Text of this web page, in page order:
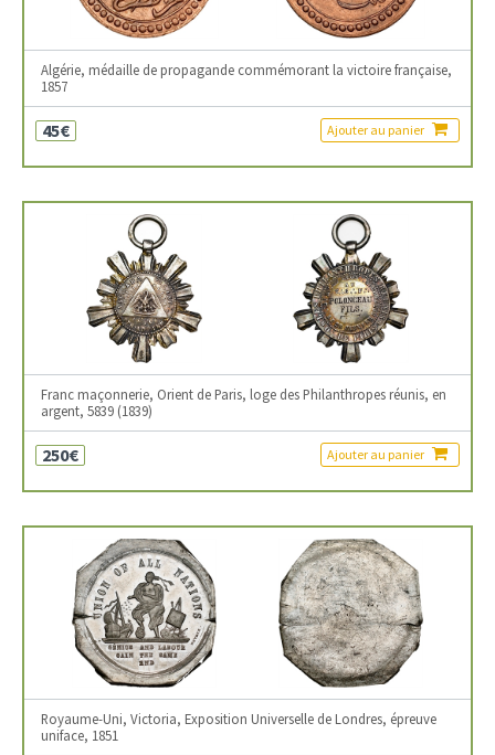
Algérie, médaille de propagande commémorant la victoire française,
1857
45€ Ajouter au panier
Franc maçonnerie, Orient de Paris, loge des Philanthropes réunis, en
argent, 5839 (1839)
250€ Ajouter au panier
Royaume-Uni, Victoria, Exposition Universelle de Londres, épreuve
uniface, 1851